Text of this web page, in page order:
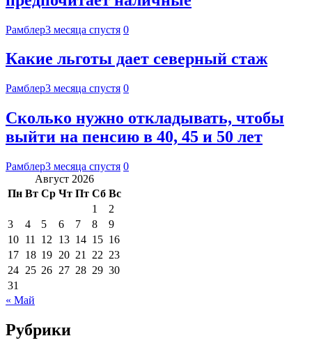
Рамблер3 месяца спустя 0
Какие льготы дает северный стаж
Рамблер3 месяца спустя 0
Сколько нужно откладывать, чтобы
выйти на пенсию в 40, 45 и 50 лет
Рамблер3 месяца спустя 0
Август 2026
Пн Вт Ср Чт Пт Сб Вс
1
2
3
4 5 6 7 8
9
10 11 12 13 14 15 16
17 18 19 20 21 22 23
24 25 26 27 28 29 30
31
« Май
Рубрики